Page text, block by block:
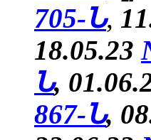
705-Ն,
18.05.23
Ն,
867-Ն,